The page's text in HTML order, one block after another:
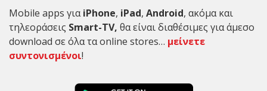
Mobile apps γιαiPhone, iPad, Android, ακόμα και
τηλεοράσεις Smart-TV, θα είναι διαθέσιμες για άμεσο
download σε όλα τα online stores… μείνετε
συντονισμένοι!